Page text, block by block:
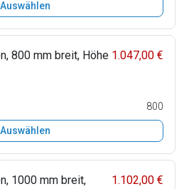
Auswählen
800 mm breit, Höhe 1.047,00 €
800
Auswählen
1000 mm breit,
1.102,00 €